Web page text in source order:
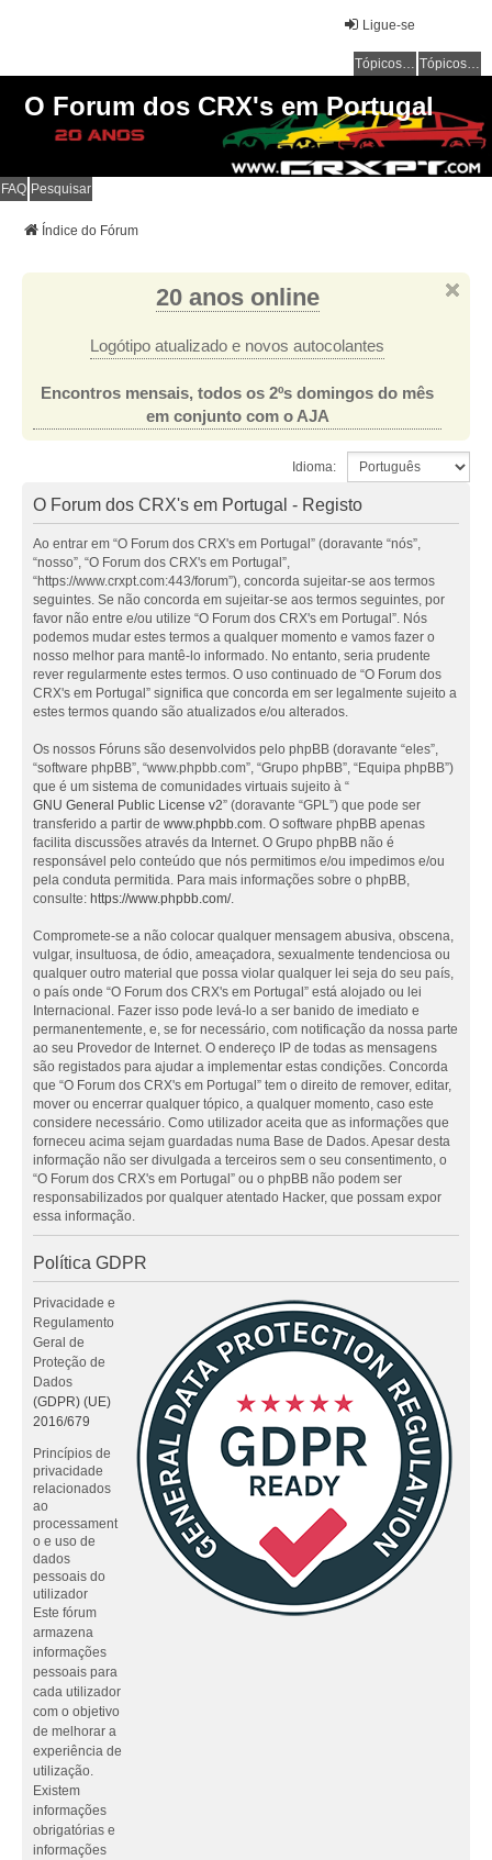
Ligue-se
Tópicos sem resposta Tópicos ativos
O Forum dos CRX's em Portugal
FAQ Pesquisar
Índice do Fórum
20 anos online
Logótipo atualizado e novos autocolantes
Encontros mensais, todos os 2ºs domingos do mês
em conjunto com o AJA
Idioma:
O Forum dos CRX's em Portugal - Registo
Ao entrar em “O Forum dos CRX's em Portugal” (doravante “nós”,
“nosso”, “O Forum dos CRX's em Portugal”,
“https://www.crxpt.com:443/forum”), concorda sujeitar-se aos termos
seguintes. Se não concorda em sujeitar-se aos termos seguintes, por
favor não entre e/ou utilize “O Forum dos CRX's em Portugal”. Nós
podemos mudar estes termos a qualquer momento e vamos fazer o
nosso melhor para mantê-lo informado. No entanto, seria prudente
rever regularmente estes termos. O uso continuado de “O Forum dos
CRX's em Portugal” significa que concorda em ser legalmente sujeito a
estes termos quando são atualizados e/ou alterados.
Os nossos Fóruns são desenvolvidos pelo phpBB (doravante “eles”,
“software phpBB”, “www.phpbb.com”, “Grupo phpBB”, “Equipa phpBB”)
que é um sistema de comunidades virtuais sujeito à “
GNU General Public License v2” (doravante “GPL”) que pode ser
transferido a partir de www.phpbb.com. O software phpBB apenas
facilita discussões através da Internet. O Grupo phpBB não é
responsável pelo conteúdo que nós permitimos e/ou impedimos e/ou
pela conduta permitida. Para mais informações sobre o phpBB,
consulte: https://www.phpbb.com/.
Compromete-se a não colocar qualquer mensagem abusiva, obscena,
vulgar, insultuosa, de ódio, ameaçadora, sexualmente tendenciosa ou
qualquer outro material que possa violar qualquer lei seja do seu país,
o país onde “O Forum dos CRX's em Portugal” está alojado ou lei
Internacional. Fazer isso pode levá-lo a ser banido de imediato e
permanentemente, e, se for necessário, com notificação da nossa parte
ao seu Provedor de Internet. O endereço IP de todas as mensagens
são registados para ajudar a implementar estas condições. Concorda
que “O Forum dos CRX's em Portugal” tem o direito de remover, editar,
mover ou encerrar qualquer tópico, a qualquer momento, caso este
considere necessário. Como utilizador aceita que as informações que
forneceu acima sejam guardadas numa Base de Dados. Apesar desta
informação não ser divulgada a terceiros sem o seu consentimento, o
“O Forum dos CRX's em Portugal” ou o phpBB não podem ser
responsabilizados por qualquer atentado Hacker, que possam expor
essa informação.
Política GDPR
Privacidade e
Regulamento
Geral de
Proteção de
Dados
(GDPR) (UE)
2016/679
Princípios de
privacidade
relacionados
ao
processament
o e uso de
dados
pessoais do
utilizador
Este fórum
armazena
informações
pessoais para
cada utilizador
com o objetivo
de melhorar a
experiência de
utilização.
Existem
informações
obrigatórias e
informações